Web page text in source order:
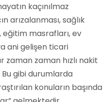
kaçınılmaz
arızalanması, sağlık
eğitim masrafları, ev
ani gelişen ticari
zaman hızlı nakit
gibi durumlarda
konuların başında